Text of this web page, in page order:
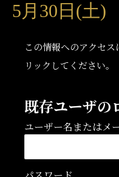
5月30日(土
この情報へのアクセ
リックしてください。
既存ユーザの
ユーザー名またはメ